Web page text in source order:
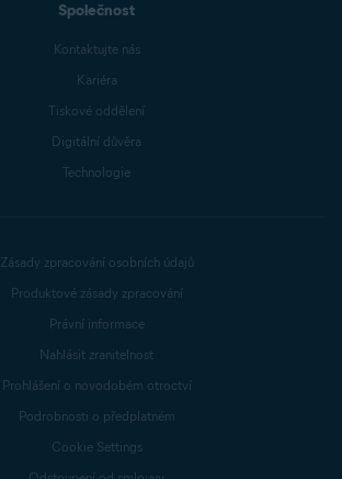
Společnost
Kontaktujte nás
Kariéra
Tiskové oddělení
Digitální důvěra
Technologie
Zásady zpracování osobních údajů
Produktové zásady zpracování
Právní informace
Nahlásit zranitelnost
Prohlášení o novodobém otroctví
Podrobnosti o předplatném
Cookie Settings